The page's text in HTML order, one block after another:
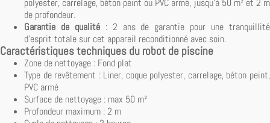
polyester, carrelage, béton peint ou PVC armé, jusqu'à 50 m² et 2 m
de profondeur.
Garantie de qualité: 2 ans de garantie pour une tranquillité
d'esprit totale sur cet appareil reconditionné avec soin.
Caractéristiques techniques du robot de piscine
Zone de nettoyage : Fond plat
Type de revêtement : Liner, coque polyester, carrelage, béton peint,
PVC armé
Surface de nettoyage : max 50 m²
Profondeur maximum : 2 m